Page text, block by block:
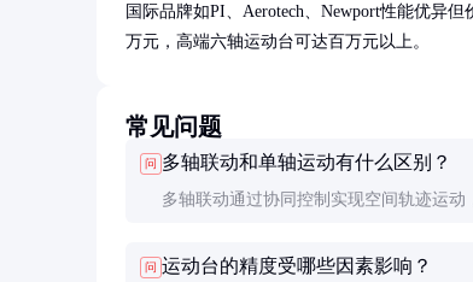
国际品牌如PI、Aerotech、Newport性能优异
万元，高端六轴运动台可达百万元以上。
常见问题
问 多轴联动和单轴运动有什么区别？
多轴联动通过协同控制实现空间轨迹运动
法，技术难度和成本都更高。
问 运动台的精度受哪些因素影响？